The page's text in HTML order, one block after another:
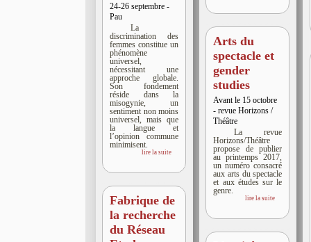
24-26 septembre -
Pau
La
discrimination des
femmes constitue un
phénomène
universel,
nécessitant une
approche globale.
Son fondement
réside dans la
misogynie, un
sentiment non moins
universel, mais que
la langue et
l’opinion commune
minimisent.
lire la suite
Fabrique de
la recherche
du Réseau
Arts du
spectacle et
gender
studies
Avant le 15 octobre
- revue Horizons /
Théâtre
La revue
Horizons/Théâtre
propose de publier
au printemps 2017,
un numéro consacré
aux arts du spectacle
et aux études sur le
genre.
lire la suite